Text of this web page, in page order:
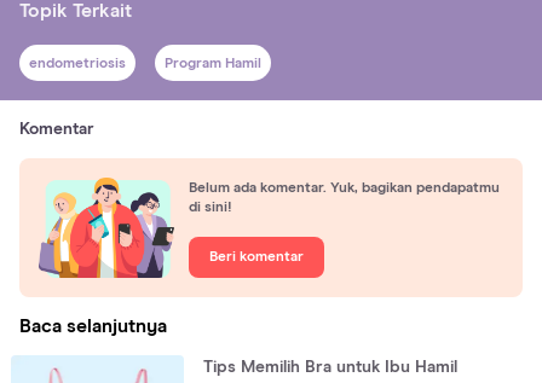
Topik Terkait
endometriosis Program Hamil
Komentar
Belum ada komentar. Yuk, bagikan pendapatmu
di sini!
Beri komentar
Baca selanjutnya
Tips Memilih Bra untuk Ibu Hamil